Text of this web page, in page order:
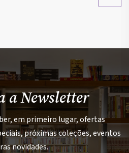
a Newsletter
em primeiro lugar, ofertas
próximas coleções, eventos
novidades.